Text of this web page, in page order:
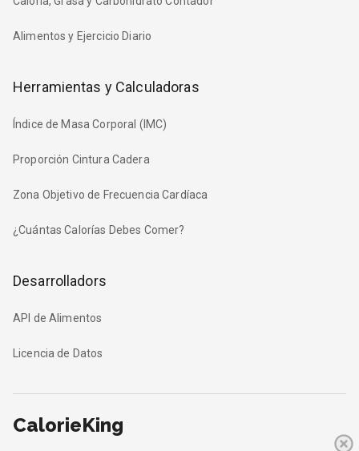
Alimentos y Ejercicio Diario
Herramientas y Calculadoras
Índice de Masa Corporal (IMC)
Proporción Cintura Cadera
Zona Objetivo de Frecuencia Cardíaca
¿Cuántas Calorías Debes Comer?
Desarrolladors
API de Alimentos
Licencia de Datos
CalorieKing